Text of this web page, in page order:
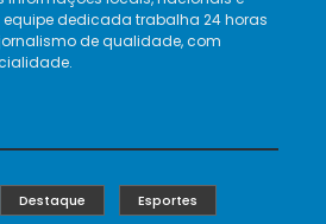
dedicada trabalha 24 horas
de qualidade, com
Destaque Esportes